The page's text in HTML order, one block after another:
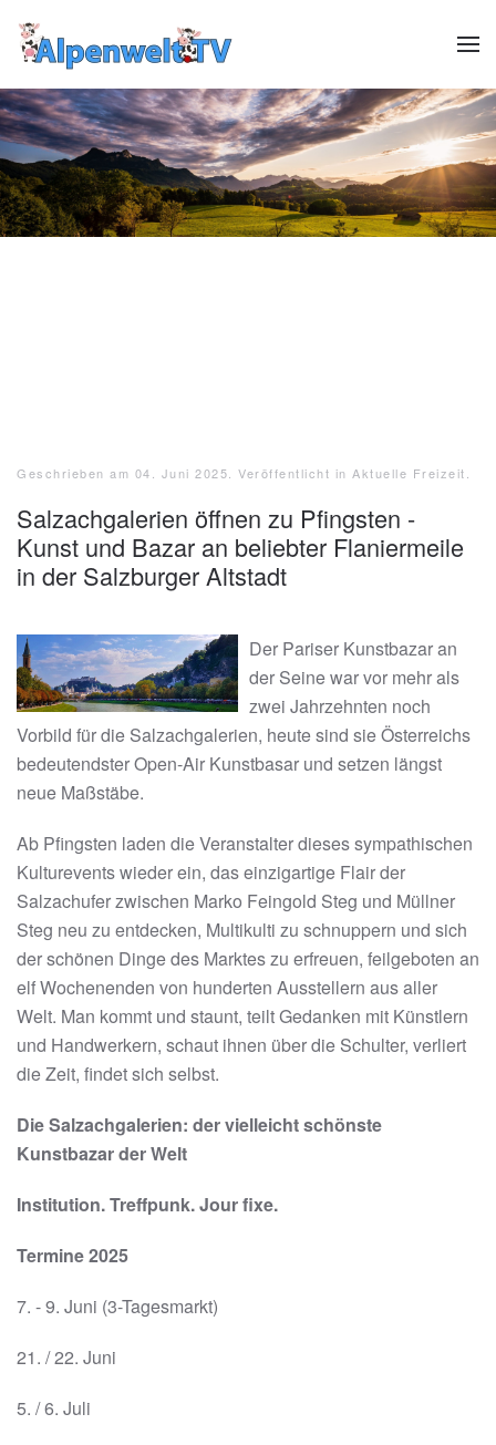
Zum Hauptinhalt springen
Geschrieben am 04. Juni 2025 . Veröffentlicht in Aktuelle Freizeit
Salzachgalerien öffnen zu Pfingsten -
Kunst und Bazar an beliebter Flaniermeile
in der Salzburger Altstadt
Der Pariser Kunstbazar an
der Seine war vor mehr als
zwei Jahrzehnten noch
Vorbild für die Salzachgalerien, heute sind sie Österreichs
bedeutendster Open-Air Kunstbasar und setzen längst
neue Maßstäbe.
Ab Pfingsten laden die Veranstalter dieses sympathischen
Kulturevents wieder ein, das einzigartige Flair der
Salzachufer zwischen Marko Feingold Steg und Müllner
Steg neu zu entdecken, Multikulti zu schnuppern und sich
der schönen Dinge des Marktes zu erfreuen, feilgeboten an
elf Wochenenden von hunderten Ausstellern aus aller
Welt. Man kommt und staunt, teilt Gedanken mit Künstlern
und Handwerkern, schaut ihnen über die Schulter, verliert
die Zeit, findet sich selbst.
Die Salzachgalerien: der vielleicht schönste
Kunstbazar der Welt
Institution. Treffpunk. Jour fixe.
Termine 2025
7. - 9. Juni (3-Tagesmarkt)
21. / 22. Juni
5. / 6. Juli